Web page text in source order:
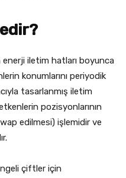
enerji iletim hatları boyunca
konumlarını periyodik
tasarlanmış iletim
pozisyonlarının
edilmesi) işlemidir ve
çiftler için